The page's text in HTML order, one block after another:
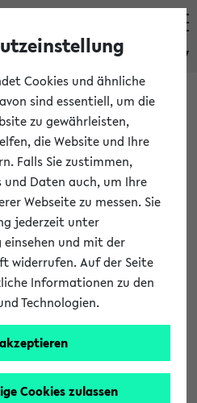
eKVV
an jetzt
gefunden!
Veranstaltungstermine
oder innerhalb der nächsten 2
werden nur Termine,
und nicht
Semester.
Raumänderungen kann nur
Cookies und ähnliche
sind essentiell, um die
zu gewährleisten,
die Website und Ihre
Falls Sie zustimmen,
und Daten auch, um Ihre
Webseite zu messen. Sie
jederzeit unter
einsehen und mit der
widerrufen. Auf der Seite
Informationen zu den
Technologien.
Cookies zulassen